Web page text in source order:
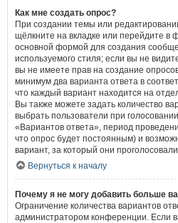
Как мне создать опрос?
При создании темы или
щёлкните на вкладке или перейдите в
основной формой для создания
используемого стиля; если вы не
вы не имеете прав на создание
минимум два варианта ответа в
что каждый вариант находится на
Вы также можете задать количество
выбрать пользователи при
«Вариантов ответа», период
что опрос будет постоянным) и
вариант, за который они
Вернуться к началу
Почему я не могу добавить больше
Ограничение количества вариантов
администратором конференции. Если